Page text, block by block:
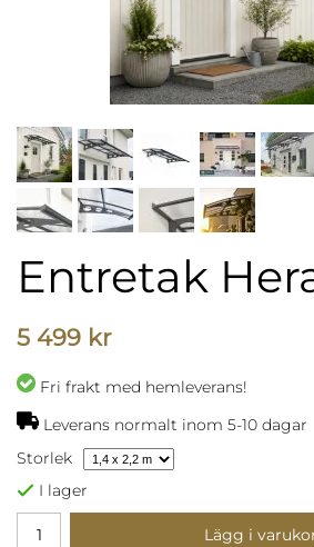
Entretak
5 499 kr
Fri frakt med hemleverans!
Leverans normalt inom 5-10 dagar
Storlek
I lager
Lägg i